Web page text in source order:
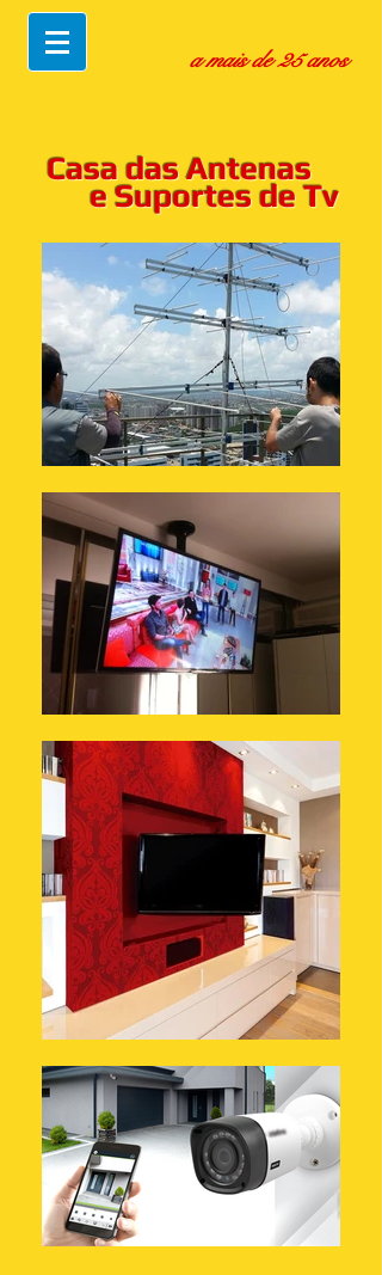
a mais de 25 anos
Casa das Antenas
e Suportes de Tv